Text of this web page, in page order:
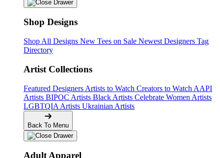
Shop Designs
Shop All Designs New Tees on Sale Newest Designers Tag
Directory
Artist Collections
Featured Designers Artists to Watch Creators to Watch AAPI
Artists BIPOC Artists Black Artists Celebrate Women Artists
LGBTQIA Artists Ukrainian Artists
Back To Menu
Adult Apparel